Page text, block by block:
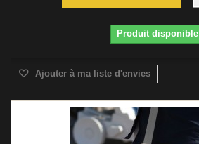
Produit disponible
Ajouter à ma liste d'envies